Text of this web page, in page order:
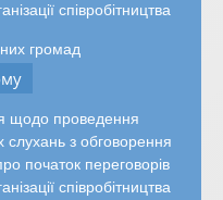
співробітництва
громад
щодо проведення
слухань з обговорення
початок переговорів
співробітництва